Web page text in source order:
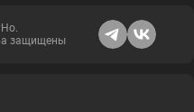
защищены